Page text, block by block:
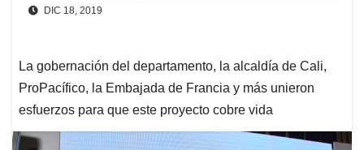
DIC 18, 2019
La gobernación del departamento, la alcaldía de Cali,
ProPacífico, la Embajada de Francia y más unieron
esfuerzos para que este proyecto cobre vida